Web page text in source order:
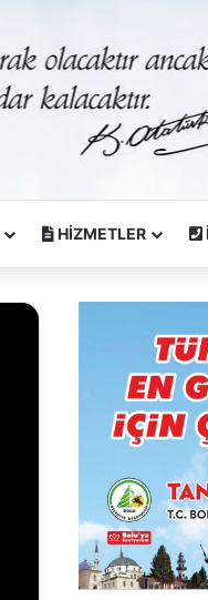
HİZMETLER